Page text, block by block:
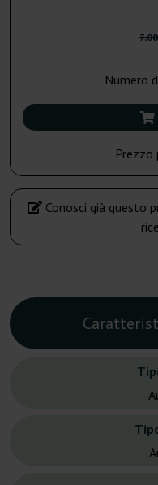
Numero
Prezzo
Conosci già questo